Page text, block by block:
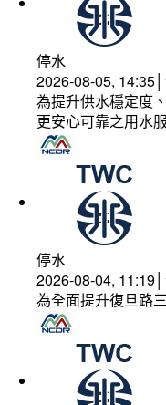
停水
2026-08-05,
為提升供水穩定度
更安心可靠之用水
停水
2026-08-04,
為全面提升復旦路